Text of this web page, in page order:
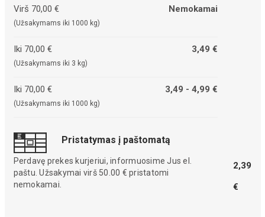
Virš 70,00 €
(Užsakymams iki 1000 kg)
Nemokamai
Iki 70,00 €
(Užsakymams iki 3 kg)
3,49 €
Iki 70,00 €
(Užsakymams iki 1000 kg)
3,49 - 4,99 €
Pristatymas į paštomatą
Perdavę prekes kurjeriui, informuosime Jus el.
paštu. Užsakymai virš 50.00 € pristatomi
nemokamai.
2,39
€